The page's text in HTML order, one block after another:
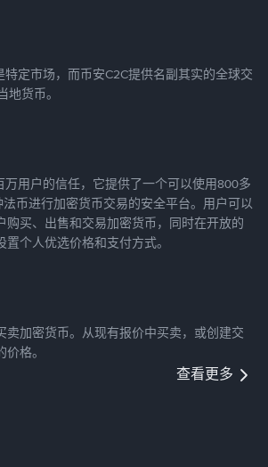
特定市场，而币安C2C提供名副其实的全球交
货币。
万用户的信任，它提供了一个可以使用800多
币进行加密货币交易的安全平台。用户可以
购买、出售和交易加密货币，同时在开放的
个人优选价格和支付方式。
卖加密货币。从现有报价中买卖，或创建交
格。
查看更多